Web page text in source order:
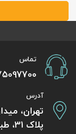
تماس
آدرس
تهران،
پلاک 31، طبقه همکف